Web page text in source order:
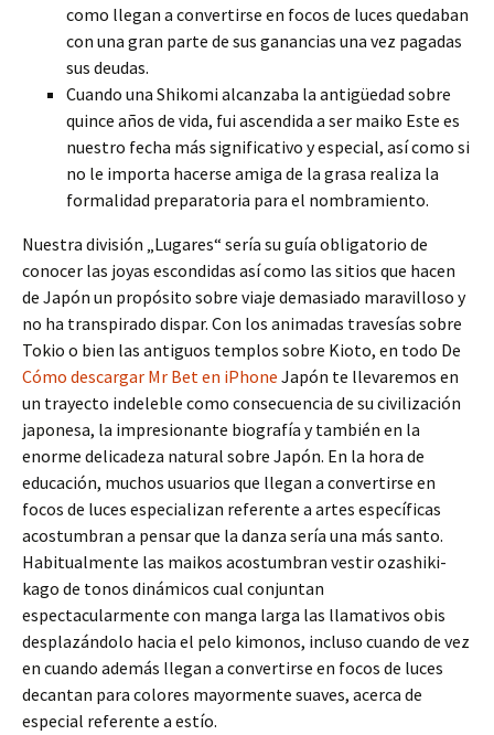
como llegan a convertirse en focos de luces quedaban
con una gran parte de sus ganancias una vez pagadas
sus deudas.
Cuando una Shikomi alcanzaba la antigüedad sobre
quince años de vida, fui ascendida a ser maiko Este es
nuestro fecha más significativo y especial, así­ como si
no le importa hacerse amiga de la grasa realiza la
formalidad preparatoria para el nombramiento.
Nuestra división „Lugares“ serí­a su guía obligatorio de
conocer las joyas escondidas así­ como las sitios que hacen
de Japón un propósito sobre viaje demasiado maravilloso y
no ha transpirado dispar. Con los animadas travesí­as sobre
Tokio o bien las antiguos templos sobre Kioto, en todo De
Cómo descargar Mr Bet en iPhone Japón te llevaremos en
un trayecto indeleble como consecuencia de su civilización
japonesa, la impresionante biografía y también en la
enorme delicadeza natural sobre Japón. En la hora de
educación, muchos usuarios que llegan a convertirse en
focos de luces especializan referente a artes específicas
acostumbran a pensar que la danza serí­a una más santo.
Habitualmente las maikos acostumbran vestir ozashiki-
kago de tonos dinámicos cual conjuntan
espectacularmente con manga larga las llamativos obis
desplazándolo hacia el pelo kimonos, incluso cuando de vez
en cuando además llegan a convertirse en focos de luces
decantan para colores mayormente suaves, acerca de
especial referente a estí­o.